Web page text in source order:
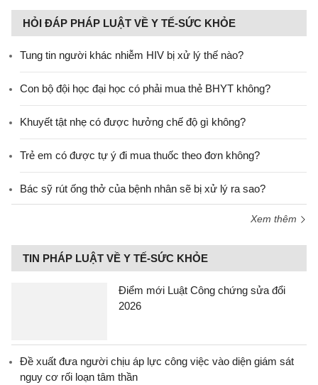
HỎI ĐÁP PHÁP LUẬT VỀ Y TẾ-SỨC KHỎE
Tung tin người khác nhiễm HIV bị xử lý thế nào?
Con bộ đội học đại học có phải mua thẻ BHYT không?
Khuyết tật nhẹ có được hưởng chế độ gì không?
Trẻ em có được tự ý đi mua thuốc theo đơn không?
Bác sỹ rút ống thở của bệnh nhân sẽ bị xử lý ra sao?
Xem thêm
TIN PHÁP LUẬT VỀ Y TẾ-SỨC KHỎE
Điểm mới Luật Công chứng sửa đổi
2026
Đề xuất đưa người chịu áp lực công việc vào diện giám sát
nguy cơ rối loạn tâm thần